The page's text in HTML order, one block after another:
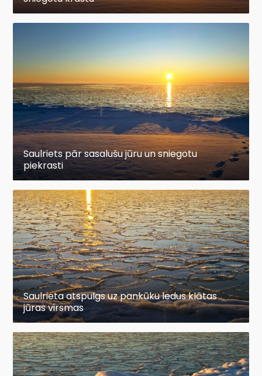
Saulriets pār sasalušu jūru un sniegotu
piekrasti
Saulrieta atspulgs uz pankūku ledus klātas
jūras virsmas